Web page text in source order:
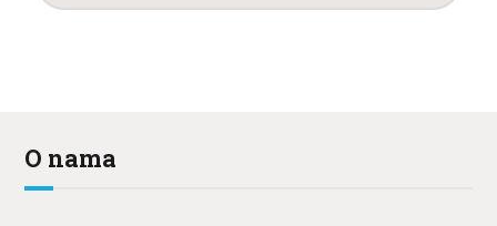
O nama